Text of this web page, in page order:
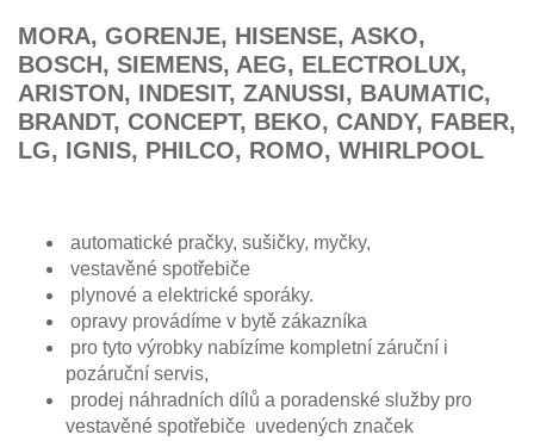
MORA, GORENJE, HISENSE, ASKO,
BOSCH, SIEMENS, AEG, ELECTROLUX,
ARISTON, INDESIT, ZANUSSI, BAUMATIC,
BRANDT, CONCEPT, BEKO, CANDY, FABER,
LG, IGNIS, PHILCO, ROMO, WHIRLPOOL
automatické pračky, sušičky, myčky,
vestavěné spotřebiče
plynové a elektrické sporáky.
opravy provádíme v bytě zákazníka
pro tyto výrobky nabízíme kompletní záruční i
pozáruční servis,
prodej náhradních dílů a poradenské služby pro
vestavěné spotřebiče uvedených značek